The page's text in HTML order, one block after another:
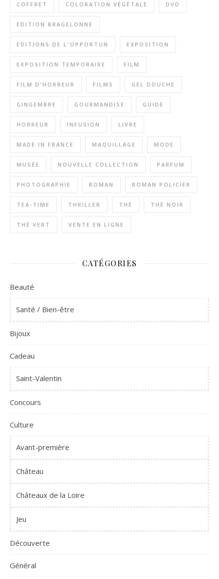
COFFRET COLORATION VÉGÉTALE DVD
EDITION BRAGELONNE
EDITIONS DE L'OPPORTUN EXPOSITION
EXPOSITION TEMPORAIRE FILM
FILM D'HORREUR FILMS GEL DOUCHE
GINGEMBRE GOURMANDISE GUIDE
HORREUR INFUSION LIVRE
MADE IN FRANCE MAQUILLAGE MODE
MUSÉE NOUVELLE COLLECTION PARFUM
PHOTOGRAPHIE ROMAN ROMAN POLICIER
TEA-TIME THRILLER THÉ THÉ NOIR
THÉ VERT VENTE EN LIGNE
CATÉGORIES
Beauté
Santé / Bien-être
Bijoux
Cadeau
Saint-Valentin
Concours
Culture
Avant-première
Château
Châteaux de la Loire
Jeu
Découverte
Général